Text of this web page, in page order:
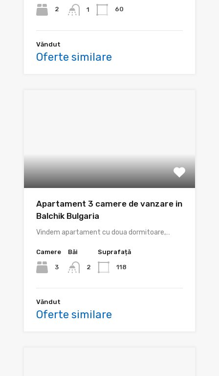
2 1 60
Văndut
Oferte similare
Apartament 3 camere de vanzare in
Balchik Bulgaria
Vindem apartament cu doua dormitoare,…
Camere
3
Băi
2
Suprafață
118
Văndut
Oferte similare